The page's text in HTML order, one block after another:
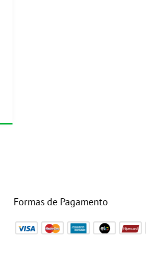
Formas de Pagamento